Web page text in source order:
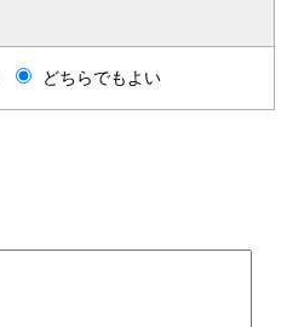
どちらでもよい